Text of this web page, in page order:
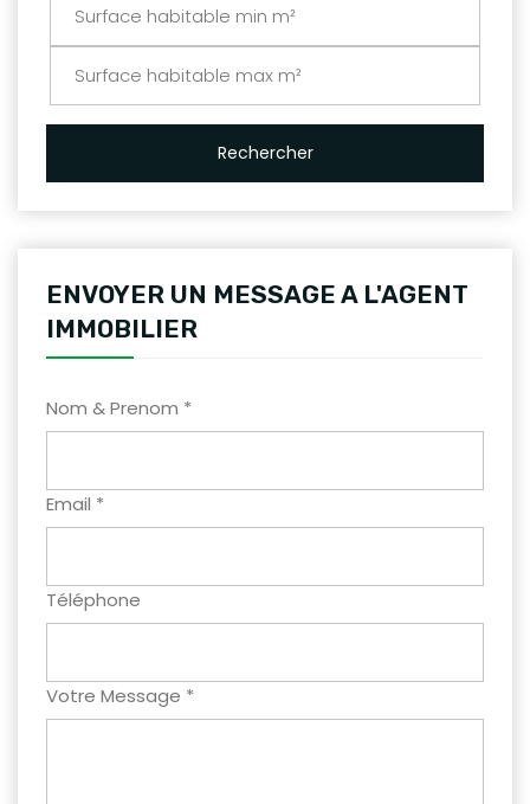
Rechercher
ENVOYER UN MESSAGE A L'AGENT
IMMOBILIER
Nom & Prenom *
Email *
Téléphone
Votre Message *